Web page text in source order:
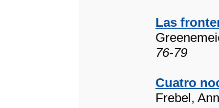
Las
76-79
Cuatro
Frebel,